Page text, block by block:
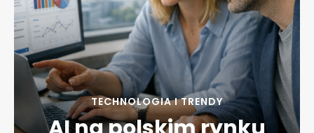
TECHNOLOGIA I TRENDY